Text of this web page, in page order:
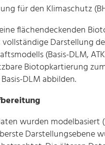
für den Klimaschutz
flächendeckenden
Darstellung
(Basis-DLM,
Biotopkartierung
DLM abbilden.
wurden
Darstellungsebene